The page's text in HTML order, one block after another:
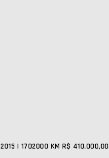
2015 | 1702000 KM R$ 410.000,00